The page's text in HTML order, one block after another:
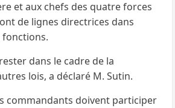
et aux chefs des quatre forces
de lignes directrices dans
fonctions.
dans le cadre de la
lois, a déclaré M. Sutin.
commandants doivent participer